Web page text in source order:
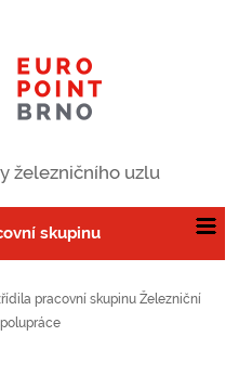
železničního uzlu
skupinu
pracovní skupinu Železniční